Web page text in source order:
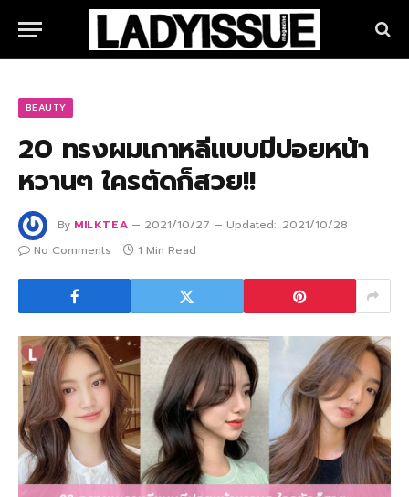
BEAUTY
20 ทรงผมเกาหลีแบบมีปอยหน้า
หวานๆ ใครตัดก็สวย!!
By MILKTEA 2021/10/27 Updated: 2021/10/28
No Comments
1 Min Read